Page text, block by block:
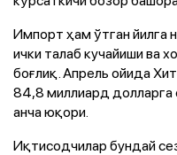
Импорт ҳам ўтган йилга
ички талаб кучайиши ва
боғлиқ. Апрель ойида
84,8 миллиард долларга
анча юқори.
Иқтисодчилар бундай